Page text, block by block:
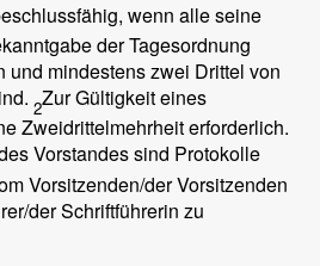
wenn alle seine
der Tagesordnung
und mindestens zwei Drittel von
2Zur Gültigkeit eines
Zweidrittelmehrheit erforderlich.
Vorstandes sind Protokolle
Vorsitzenden/der Vorsitzenden
der Schriftführerin zu